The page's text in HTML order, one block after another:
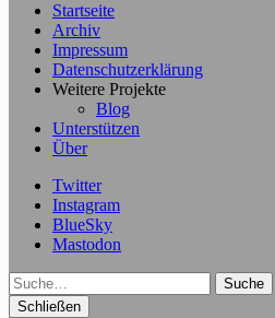
Startseite
Archiv
Impressum
Datenschutzerklärung
Weitere Projekte
Blog
Unterstützen
Über
Twitter
Instagram
BlueSky
Mastodon
Suche
Schließen